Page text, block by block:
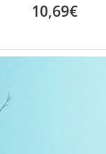
10,69€